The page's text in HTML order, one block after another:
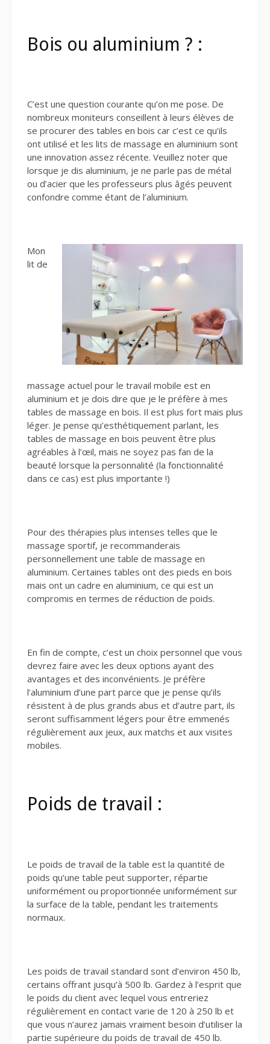
Bois ou aluminium ? :
C’est une question courante qu’on me pose. De
nombreux moniteurs conseillent à leurs élèves de
se procurer des tables en bois car c’est ce qu’ils
ont utilisé et les lits de massage en aluminium sont
une innovation assez récente. Veuillez noter que
lorsque je dis aluminium, je ne parle pas de métal
ou d’acier que les professeurs plus âgés peuvent
confondre comme étant de l’aluminium.
Mon
lit de
massage actuel pour le travail mobile est en
aluminium et je dois dire que je le préfère à mes
tables de massage en bois. Il est plus fort mais plus
léger. Je pense qu’esthétiquement parlant, les
tables de massage en bois peuvent être plus
agréables à l’œil, mais ne soyez pas fan de la
beauté lorsque la personnalité (la fonctionnalité
dans ce cas) est plus importante !)
Pour des thérapies plus intenses telles que le
massage sportif, je recommanderais
personnellement une table de massage en
aluminium. Certaines tables ont des pieds en bois
mais ont un cadre en aluminium, ce qui est un
compromis en termes de réduction de poids.
En fin de compte, c’est un choix personnel que vous
devrez faire avec les deux options ayant des
avantages et des inconvénients. Je préfère
l’aluminium d’une part parce que je pense qu’ils
résistent à de plus grands abus et d’autre part, ils
seront suffisamment légers pour être emmenés
régulièrement aux jeux, aux matchs et aux visites
mobiles.
Poids de travail :
Le poids de travail de la table est la quantité de
poids qu’une table peut supporter, répartie
uniformément ou proportionnée uniformément sur
la surface de la table, pendant les traitements
normaux.
Les poids de travail standard sont d’environ 450 lb,
certains offrant jusqu’à 500 lb. Gardez à l’esprit que
le poids du client avec lequel vous entreriez
régulièrement en contact varie de 120 à 250 lb et
que vous n’aurez jamais vraiment besoin d’utiliser la
partie supérieure du poids de travail de 450 lb.